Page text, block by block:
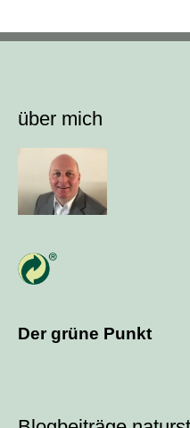
über mich
Der grüne Punkt